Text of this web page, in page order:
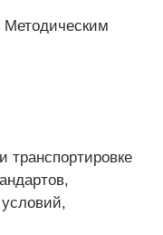
Методическим